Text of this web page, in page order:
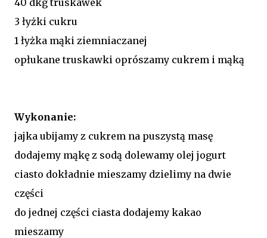
3 łyżki cukru
1 łyżka mąki ziemniaczanej
opłukane truskawki oprószamy cukrem i mąką
Wykonanie:
jajka ubijamy z cukrem na puszystą masę
dodajemy mąkę z sodą dolewamy olej jogurt
ciasto dokładnie mieszamy dzielimy na dwie
części
do jednej części ciasta dodajemy kakao
mieszamy